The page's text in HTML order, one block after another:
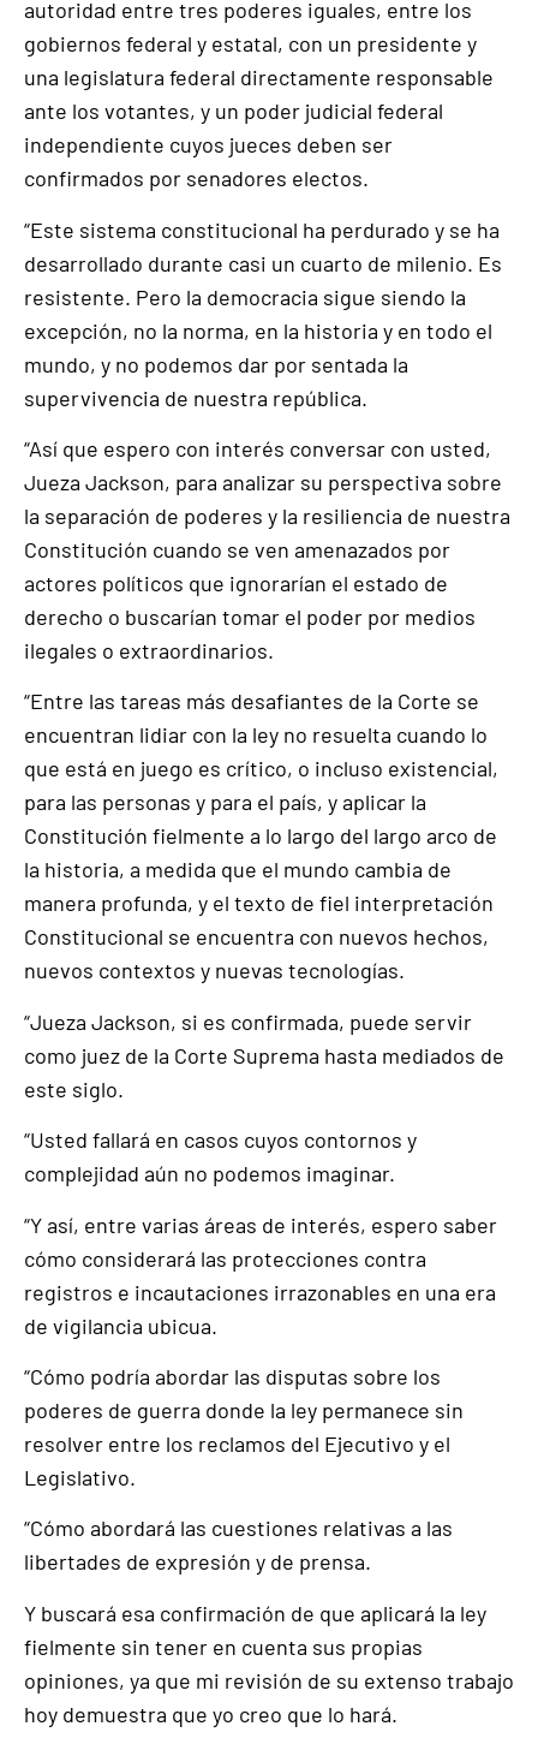
autoridad entre tres poderes iguales, entre los
gobiernos federal y estatal, con un presidente y
una legislatura federal directamente responsable
ante los votantes, y un poder judicial federal
independiente cuyos jueces deben ser
confirmados por senadores electos.
“Este sistema constitucional ha perdurado y se ha
desarrollado durante casi un cuarto de milenio. Es
resistente. Pero la democracia sigue siendo la
excepción, no la norma, en la historia y en todo el
mundo, y no podemos dar por sentada la
supervivencia de nuestra república.
“Así que espero con interés conversar con usted,
Jueza Jackson, para analizar su perspectiva sobre
la separación de poderes y la resiliencia de nuestra
Constitución cuando se ven amenazados por
actores políticos que ignorarían el estado de
derecho o buscarían tomar el poder por medios
ilegales o extraordinarios.
“Entre las tareas más desafiantes de la Corte se
encuentran lidiar con la ley no resuelta cuando lo
que está en juego es crítico, o incluso existencial,
para las personas y para el país, y aplicar la
Constitución fielmente a lo largo del largo arco de
la historia, a medida que el mundo cambia de
manera profunda, y el texto de fiel interpretación
Constitucional se encuentra con nuevos hechos,
nuevos contextos y nuevas tecnologías.
“Jueza Jackson, si es confirmada, puede servir
como juez de la Corte Suprema hasta mediados de
este siglo.
“Usted fallará en casos cuyos contornos y
complejidad aún no podemos imaginar.
“Y así, entre varias áreas de interés, espero saber
cómo considerará las protecciones contra
registros e incautaciones irrazonables en una era
de vigilancia ubicua.
“Cómo podría abordar las disputas sobre los
poderes de guerra donde la ley permanece sin
resolver entre los reclamos del Ejecutivo y el
Legislativo.
“Cómo abordará las cuestiones relativas a las
libertades de expresión y de prensa.
Y buscará esa confirmación de que aplicará la ley
fielmente sin tener en cuenta sus propias
opiniones, ya que mi revisión de su extenso trabajo
hoy demuestra que yo creo que lo hará.